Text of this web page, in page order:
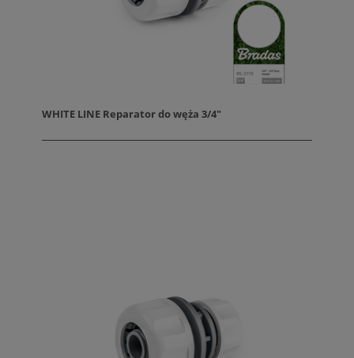
WHITE LINE Reparator do węża 3/4"